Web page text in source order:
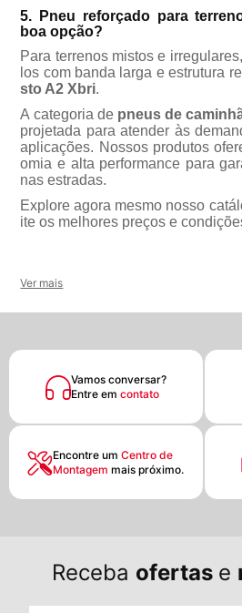
5. Pneu reforçado para
boa opção?
Para terrenos mistos e
los com banda larga e estrutura
sto A2 Xbri.
A categoria de pneus de
projetada para atender às
aplicações. Nossos produtos
omia e alta performance para
nas estradas.
Explore agora mesmo nosso
ite os melhores preços e
Ver mais
Vamos conversar?
Entre em contato
Encontre umCentro de
Montagemmais próximo.
Receba ofertas e